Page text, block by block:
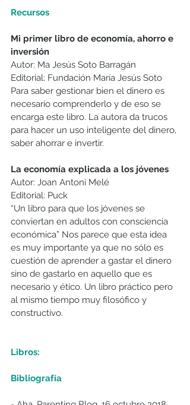
Recursos
Mi primer libro de economía, ahorro e
inversión
Autor: Ma Jesús Soto Barragán
Editorial: Fundación María Jesús Soto
Para saber gestionar bien el dinero es
necesario comprenderlo y de eso se
encarga este libro. La autora da trucos
para hacer un uso inteligente del dinero,
saber ahorrar e invertir.
La economía explicada a los jóvenes
Autor: Joan Antoni Melé
Editorial: Puck
“Un libro para que los jóvenes se
conviertan en adultos con consciencia
económica” Nos parece que esta idea
es muy importante ya que no sólo es
cuestión de aprender a gastar el dinero
sino de gastarlo en aquello que es
necesario y ético. Un libro práctico pero
al mismo tiempo muy filosófico y
constructivo.
Libros:
Bibliografía